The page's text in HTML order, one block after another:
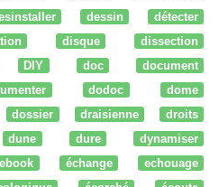
dessin
détecter
disque
dissection
DIY doc
document
dodoc
dome
dossier draisienne
droits
dune dure
dynamiser
ebook échange
echouage